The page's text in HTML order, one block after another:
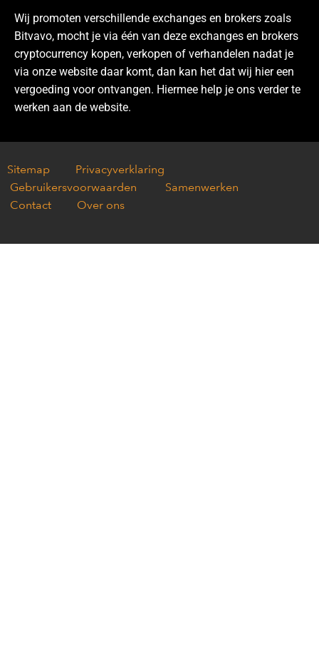
Wij promoten verschillende exchanges en brokers zoals
Bitvavo, mocht je via één van deze exchanges en brokers
cryptocurrency kopen, verkopen of verhandelen nadat je
via onze website daar komt, dan kan het dat wij hier een
vergoeding voor ontvangen. Hiermee help je ons verder te
werken aan de website.
Sitemap
Privacyverklaring
Gebruikersvoorwaarden
Samenwerken
Contact
Over ons